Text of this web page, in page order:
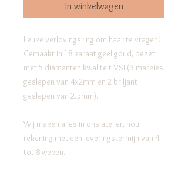
In winkelwagen
Leuke verlovingsring om haar te vragen!
Gemaakt in 18 karaat geel goud, bezet
met 5 diamanten kwaliteit VSI (3 markies
geslepen van 4x2mm en 2 briljant
geslepen van 2.5mm).
Wij maken alles in ons atelier, hou
rekening met een leveringstermijn van 4
tot 8 weken.